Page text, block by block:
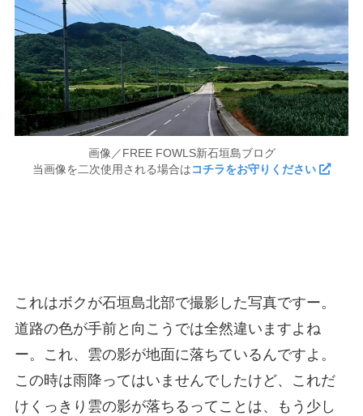
画像／FREE FOWLS新石垣島ブログ
当画像を二次使用される場合はコチラをお守りください
これはボクが石垣島北部で撮影した写真ですー。
道路の色が手前と向こうでは全然違いますよね
ー。これ、雲の影が地面に落ちているんですよ。
この時は雨降ってはいませんでしたけど、これだ
けくっきり雲の影が落ちるってことは、もう少し